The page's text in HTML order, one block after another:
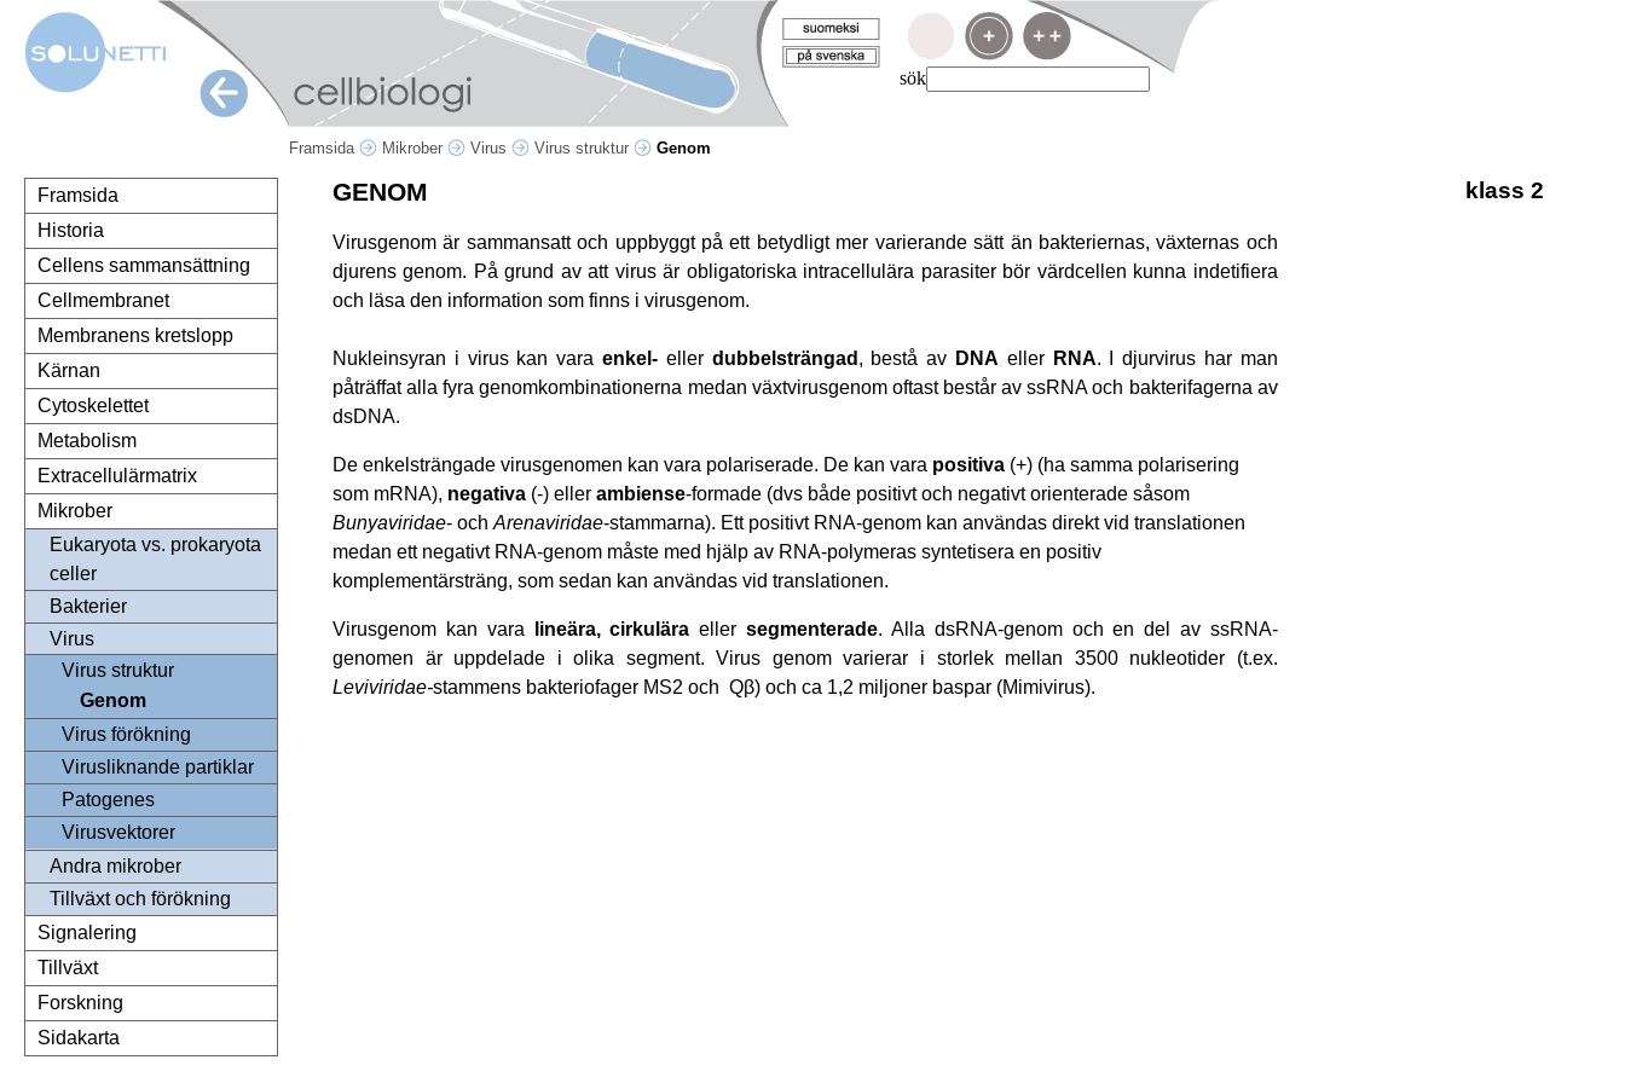
sök
Framsida Mikrober Virus Virus struktur Genom
Framsida
Historia
Cellens sammansättning
Cellmembranet
Membranens kretslopp
Kärnan
Cytoskelettet
Metabolism
Extracellulärmatrix
Mikrober
Eukaryota vs. prokaryota
celler
Bakterier
Virus
Virus struktur
Genom
Virus förökning
Virusliknande partiklar
Patogenes
Virusvektorer
Andra mikrober
Tillväxt och förökning
Signalering
Tillväxt
Forskning
Sidakarta
klass 2
GENOM
Virusgenom är sammansatt och uppbyggt på ett betydligt mer varierande sätt än bakteriernas, växternas och
djurens genom. På grund av att virus är obligatoriska intracellulära parasiter bör värdcellen kunna indetifiera
och läsa den information som finns i virusgenom.
Nukleinsyran i virus kan vara enkel- eller dubbelsträngad , bestå av DNA eller RNA. I djurvirus har man
påträffat alla fyra genomkombinationerna medan växtvirusgenom oftast består av ssRNA och bakterifagerna av
dsDNA.
De enkelsträngade virusgenomen kan vara polariserade. De kan vara positiva (+) (ha samma polarisering
som mRNA), negativa (-) eller ambiense-formade (dvs både positivt och negativt orienterade såsom
Bunyaviridae- och Arenaviridae-stammarna). Ett positivt RNA-genom kan användas direkt vid translationen
medan ett negativt RNA-genom måste med hjälp av RNA-polymeras syntetisera en positiv
komplementärsträng, som sedan kan användas vid translationen.
Virusgenom kan vara lineära, cirkuläraeller segmenterade. Alla dsRNA-genom och en del av ssRNA-
genomen är uppdelade i olika segment. Virus genom varierar i storlek mellan 3500 nukleotider (t.ex.
Leviviridae-stammens bakteriofager MS2 och Qβ) och ca 1,2 miljoner baspar (Mimivirus).